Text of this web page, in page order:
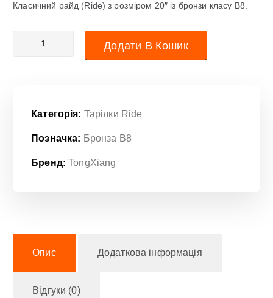
Класичний райд (Ride) з розміром 20″ із бронзи класу B8.
Тарілка Ride (райд) 20" TongXiang TK бронза B8 кількість
Додати В Кошик
Категорія: Тарілки Ride
Позначка: Бронза B8
Бренд:TongXiang
Опис Додаткова інформація
Відгуки (0)